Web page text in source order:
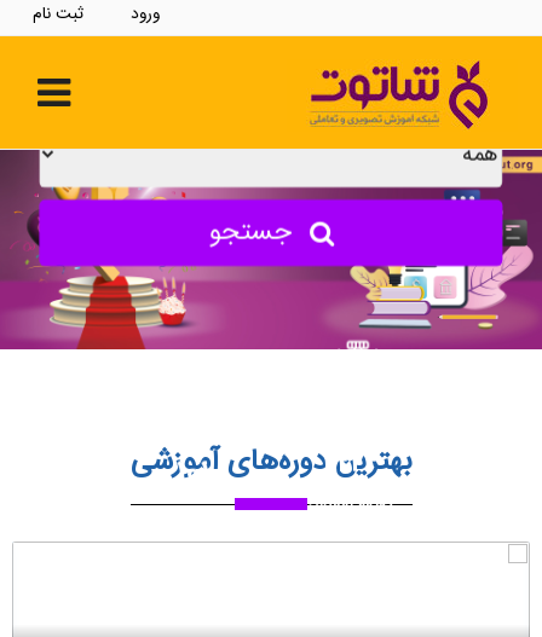
ورود ثبت نام
1,۲۲۴
دقیقه آموزش
101
عدد دوره آموزشی
بهترین دوره‌های آموزشی